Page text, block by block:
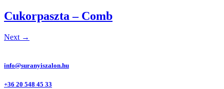
Cukorpaszta – Comb
Next →
info@suranyiszalon.hu
+36 20 548 45 33